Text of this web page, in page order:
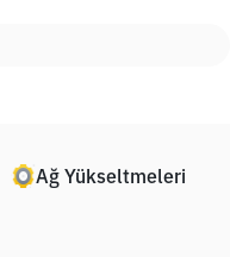
Ağ Yükseltmeleri